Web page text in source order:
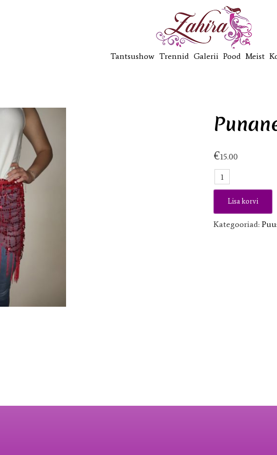
Tantsushow Trennid Galerii Pood Meist
€15.00
Punane,
litritega
puusarätt
Lisa korvi
Kategooriad: